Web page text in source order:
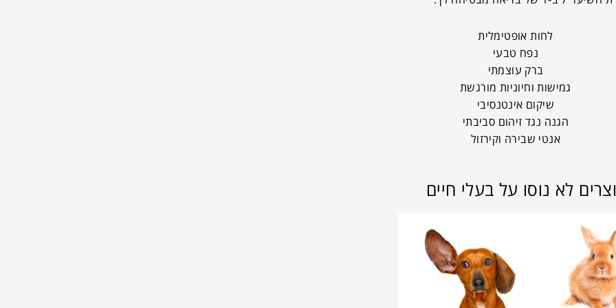
לחות אופטימלית
נפח טבעי
ברק עוצמתי
גמישות וחיוניות מורגשת
שיקום אינטנסיבי
הגנה נגד זיהום סביבתי
אנטי שבירה וקירזול
לא נוסו על בעלי חיים